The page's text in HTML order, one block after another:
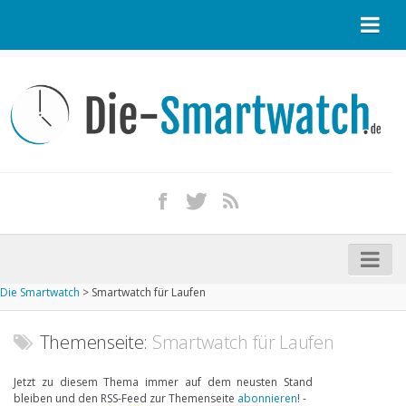
Kontakt / Tipp geben
Impressum
iPhone kaufen
Startseite
Aktuelle Smartwatches im Test
Die Smartwatch > Smartwatch für Laufen
Themenseite: Smartwatch für Laufen
Jetzt zu diesem Thema immer auf dem neusten Stand
bleiben und den RSS-Feed zur Themenseite abonnieren! -